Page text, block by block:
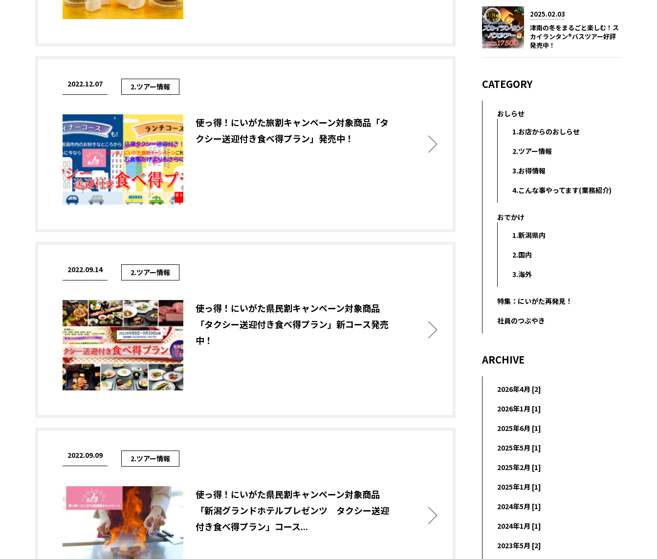
2022.12.07 2.ツアー情報
使っ得！にいがた旅割キャンペーン対象商品「タ
クシー送迎付き食べ得プラン」発売中！
2022.09.14 2.ツアー情報
使っ得！にいがた県民割キャンペーン対象商品
「タクシー送迎付き食べ得プラン」新コース発売
中！
2022.09.09 2.ツアー情報
使っ得！にいがた県民割キャンペーン対象商品
「新潟グランドホテルプレゼンツ タクシー送迎
付き食べ得プラン」コース...
2025.02.03
津南の冬をまるごと楽しむ！ス
カイランタン®バスツアー好評
発売中！
CATEGORY
おしらせ
1.お店からのおしらせ
2.ツアー情報
3.お得情報
4.こんな事やってます(業務紹介)
おでかけ
1.新潟県内
2.国内
3.海外
特集：にいがた再発見！
社員のつぶやき
ARCHIVE
2026年4月 [2]
2026年1月 [1]
2025年6月 [1]
2025年5月 [1]
2025年2月 [1]
2025年1月 [1]
2024年5月 [1]
2024年1月 [1]
2023年5月 [2]